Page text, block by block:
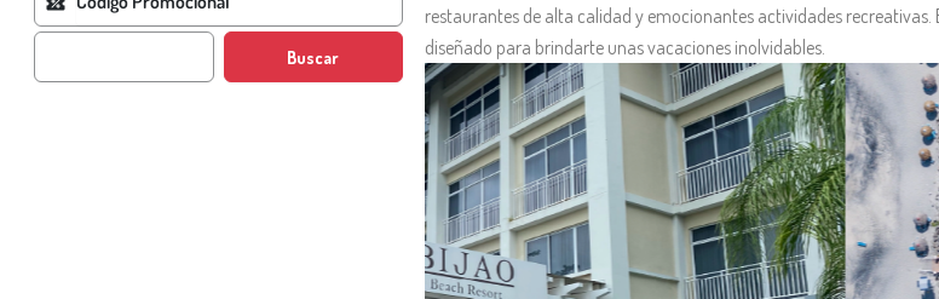
Buscar
restaurantes de alta calidad y emocionantes actividades recreativas.
diseñado para brindarte unas vacaciones inolvidables.